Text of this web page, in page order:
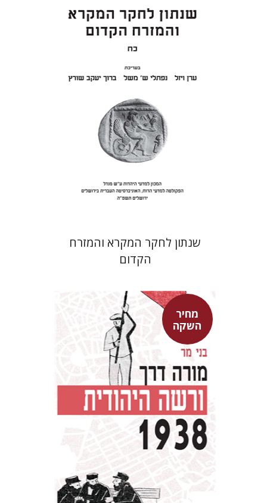
ערן ויזל נפתלי ש' משל
ברוך
$46
$41
שנתון לחקר המקרא והמזרח
הקדום
מחיר
השקה
בני מר
מחיר השקה
$42
$29